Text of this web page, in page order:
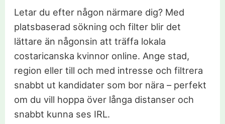
Letar du efter någon närmare dig? Med
platsbaserad sökning och filter blir det
lättare än någonsin att träffa lokala
costaricanska kvinnor online. Ange stad,
region eller till och med intresse och filtrera
snabbt ut kandidater som bor nära – perfekt
om du vill hoppa över långa distanser och
snabbt kunna ses IRL.